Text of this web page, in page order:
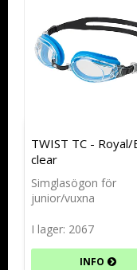
TWIST TC - Royal/
clear
Simglasögon för
junior/vuxna
I lager: 2067
INFO